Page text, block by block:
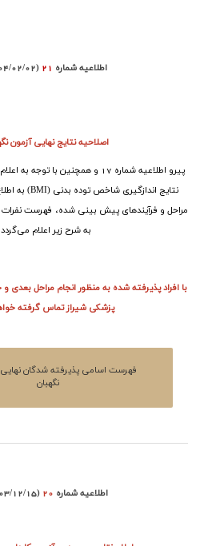
اطلاعیه شماره 21
(1404/02/02)
اصلاحیه نتایج نهایی آزمون
پیرو اطلاعیه شماره 17 و همچنین با
نتایج اندازگیری شاخص توده بدنی (BMI) به
مراحل و فرآیندهای پیش بینی شده، فهرست نفرات
به شرح زیر اعلام
با افراد پذیرفته شده به منظور انجام مراحل
پزشکی شیراز تماس گرفته
فهرست اسامی پذیرفته شدگان
نگهبان
اطلاعیه شماره 20
12/15)